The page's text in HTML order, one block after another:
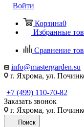
Войти
Корзина0
Избранные
Сравнение
info@mastergarden.su
г. Яхрома, ул.
+7 (499) 110-70-82
Заказать звонок
г. Яхрома, ул.
Поиск